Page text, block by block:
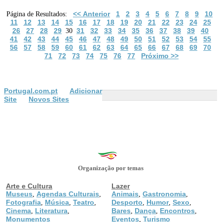
Página de Resultados: << Anterior 1 2 3 4 5 6 7 8 9
10
11
12 13 14 15 16 17 18 19 20 21 22 23 24
25
26
27 28 29 30 31 32 33 34 35 36 37 38 39
40
41
42 43 44 45 46 47 48 49 50 51 52 53 54
55
56
57 58 59 60 61 62 63 64 65 66 67 68 69
70
71
72 73 74 75 76 77 Próximo >>
Portugal.com.pt
Adicionar
Site
Novos Sites
Organização por temas
Arte e Cultura
Museus
Agendas Culturais
Fotografia Música Teatro
Cinema Literatura
Monumentos
Lazer
Animais Gastronomia
Desporto Humor, Sexo
Bares Dança Encontros
Eventos Turismo